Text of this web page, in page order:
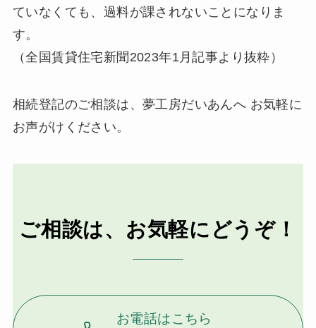
ていなくても、過料が課されないことになりま
す。
（全国賃貸住宅新聞2023年1月記事より抜粋）
相続登記のご相談は、夢工房だいあんへ お気軽に
お声がけください。
ご相談は、お気軽にどうぞ！
お電話はこちら